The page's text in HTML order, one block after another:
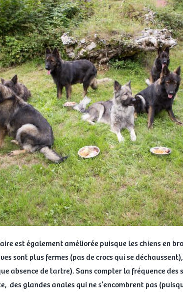
est également améliorée puisque les chiens en
sont plus fermes (pas de crocs qui se
absence de tartre). Sans compter la fréquence
des glandes anales qui ne s’encombrent pas